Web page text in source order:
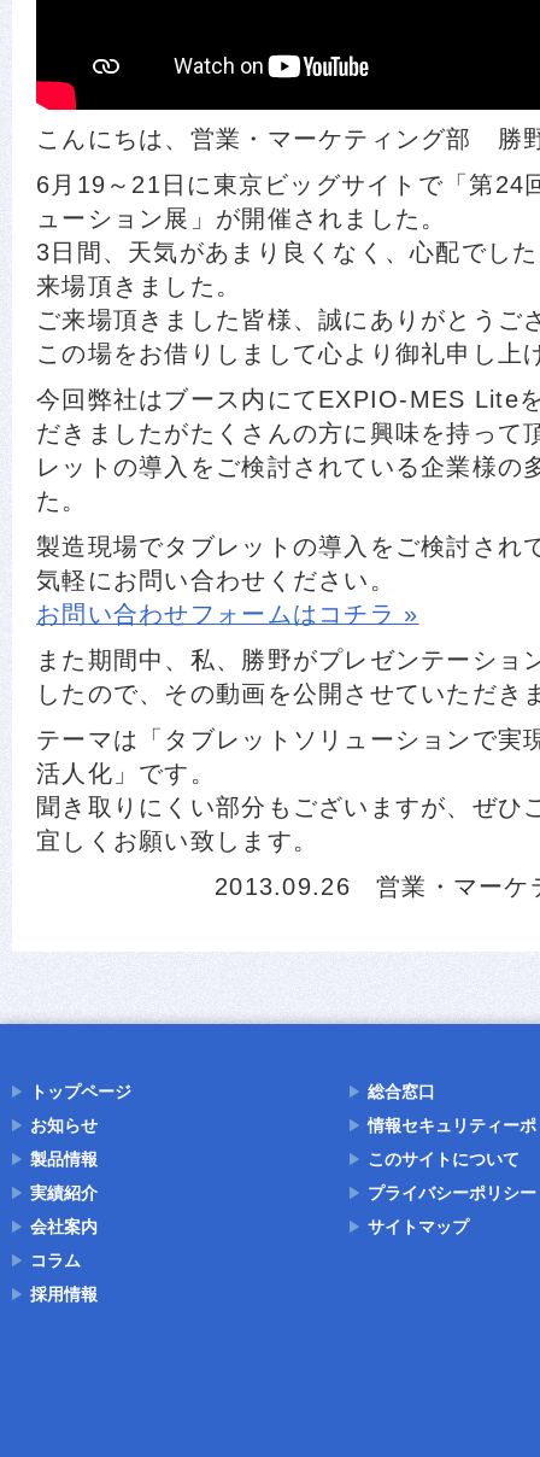
こんにちは、営業・マーケティング部 勝
6月19～21日に東京ビッグサイトで「第24
ューション展」が開催されました。
3日間、天気があまり良くなく、心配でし
来場頂きました。
ご来場頂きました皆様、誠にありがとうご
この場をお借りしまして心より御礼申し上
今回弊社はブース内にてEXPIO-MES Lite
だきましたがたくさんの方に興味を持って
レットの導入をご検討されている企業様の
た。
製造現場でタブレットの導入をご検討され
気軽にお問い合わせください。
お問い合わせフォームはコチラ »
また期間中、私、勝野がプレゼンテーショ
したので、その動画を公開させていただき
テーマは「タブレットソリューションで実
活人化」です。
聞き取りにくい部分もございますが、ぜひ
宜しくお願い致します。
2013.09.26 営業・マー
トップページ
お知らせ
製品情報
実績紹介
会社案内
コラム
採用情報
総合窓口
情報セキュリティー
このサイトについて
プライバシーポリシー
サイトマップ